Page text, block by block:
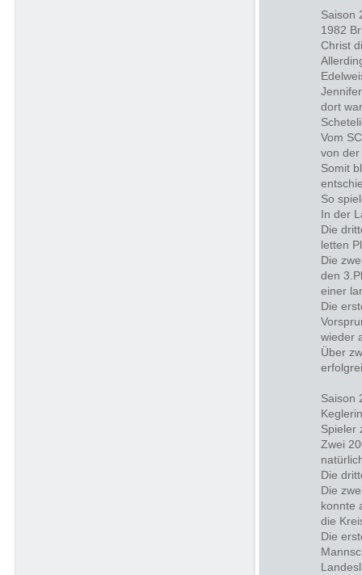
Saison
1982
Christ
dort
Vom
von
Somit
So
In der
Die
letten
Die
den
einer
Die
wieder
Über
Saison
Spieler
Zwei
Die
Die
konnte
die
Die